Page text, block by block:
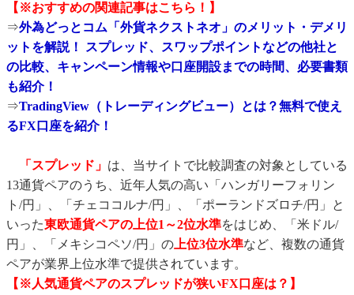
【※おすすめの関連記事はこちら！】
⇒外為どっとコム「外貨ネクストネオ」のメリット・デメリ
ットを解説！ スプレッド、スワップポイントなどの他社と
の比較、キャンペーン情報や口座開設までの時間、必要書類
も紹介！
⇒TradingView（トレーディングビュー）とは？無料で使え
るFX口座を紹介！
「スプレッド」 は、当サイトで比較調査の対象としている
13通貨ペアのうち、近年人気の高い「ハンガリーフォリン
ト/円」、「チェココルナ/円」、「ポーランドズロチ/円」と
いった東欧通貨ペアの上位1～2位水準をはじめ、「米ドル/
円」、「メキシコペソ/円」の 上位3位水準など、複数の通貨
ペアが業界上位水準で提供されています。
【※人気通貨ペアのスプレッドが狭いFX口座は？】